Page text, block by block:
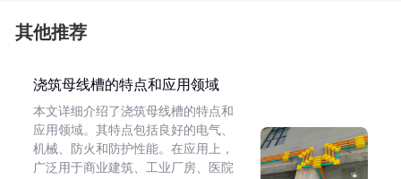
其他推荐
浇筑母线槽的特点和应用领域
本文详细介绍了浇筑母线槽的特点和
应用领域。其特点包括良好的电气、
机械、防火和防护性能。在应用上，
广泛用于商业建筑、工业厂房、医院